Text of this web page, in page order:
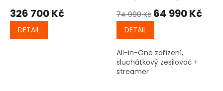
326 700 Kč
DETAIL
74 990 Kč 64 990 Kč
DETAIL
All-in-One zařízení,
sluchátkový zesilovač +
streamer